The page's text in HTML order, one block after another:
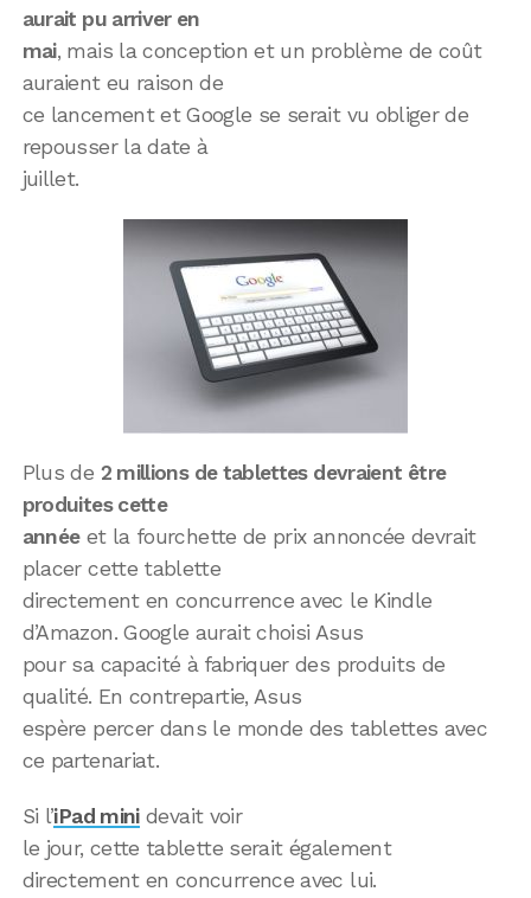
aurait pu arriver en
mai, mais la conception et un problème de coût
auraient eu raison de
ce lancement et Google se serait vu obliger de
repousser la date à
juillet.
Plus de 2 millions de tablettes devraient être
produites cette
annéeet la fourchette de prix annoncée devrait
placer cette tablette
directement en concurrence avec le Kindle
d’Amazon. Google aurait choisi Asus
pour sa capacité à fabriquer des produits de
qualité. En contrepartie, Asus
espère percer dans le monde des tablettes avec
ce partenariat.
Si l’iPad minidevait voir
le jour, cette tablette serait également
directement en concurrence avec lui.